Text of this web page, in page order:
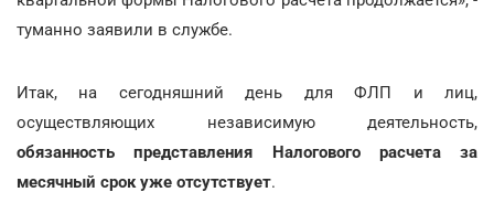
туманно заявили в службе.
Итак, на сегодняшний день для ФЛП и лиц,
осуществляющих независимую деятельность,
обязанность представления Налогового расчета за
месячный срок уже отсутствует.